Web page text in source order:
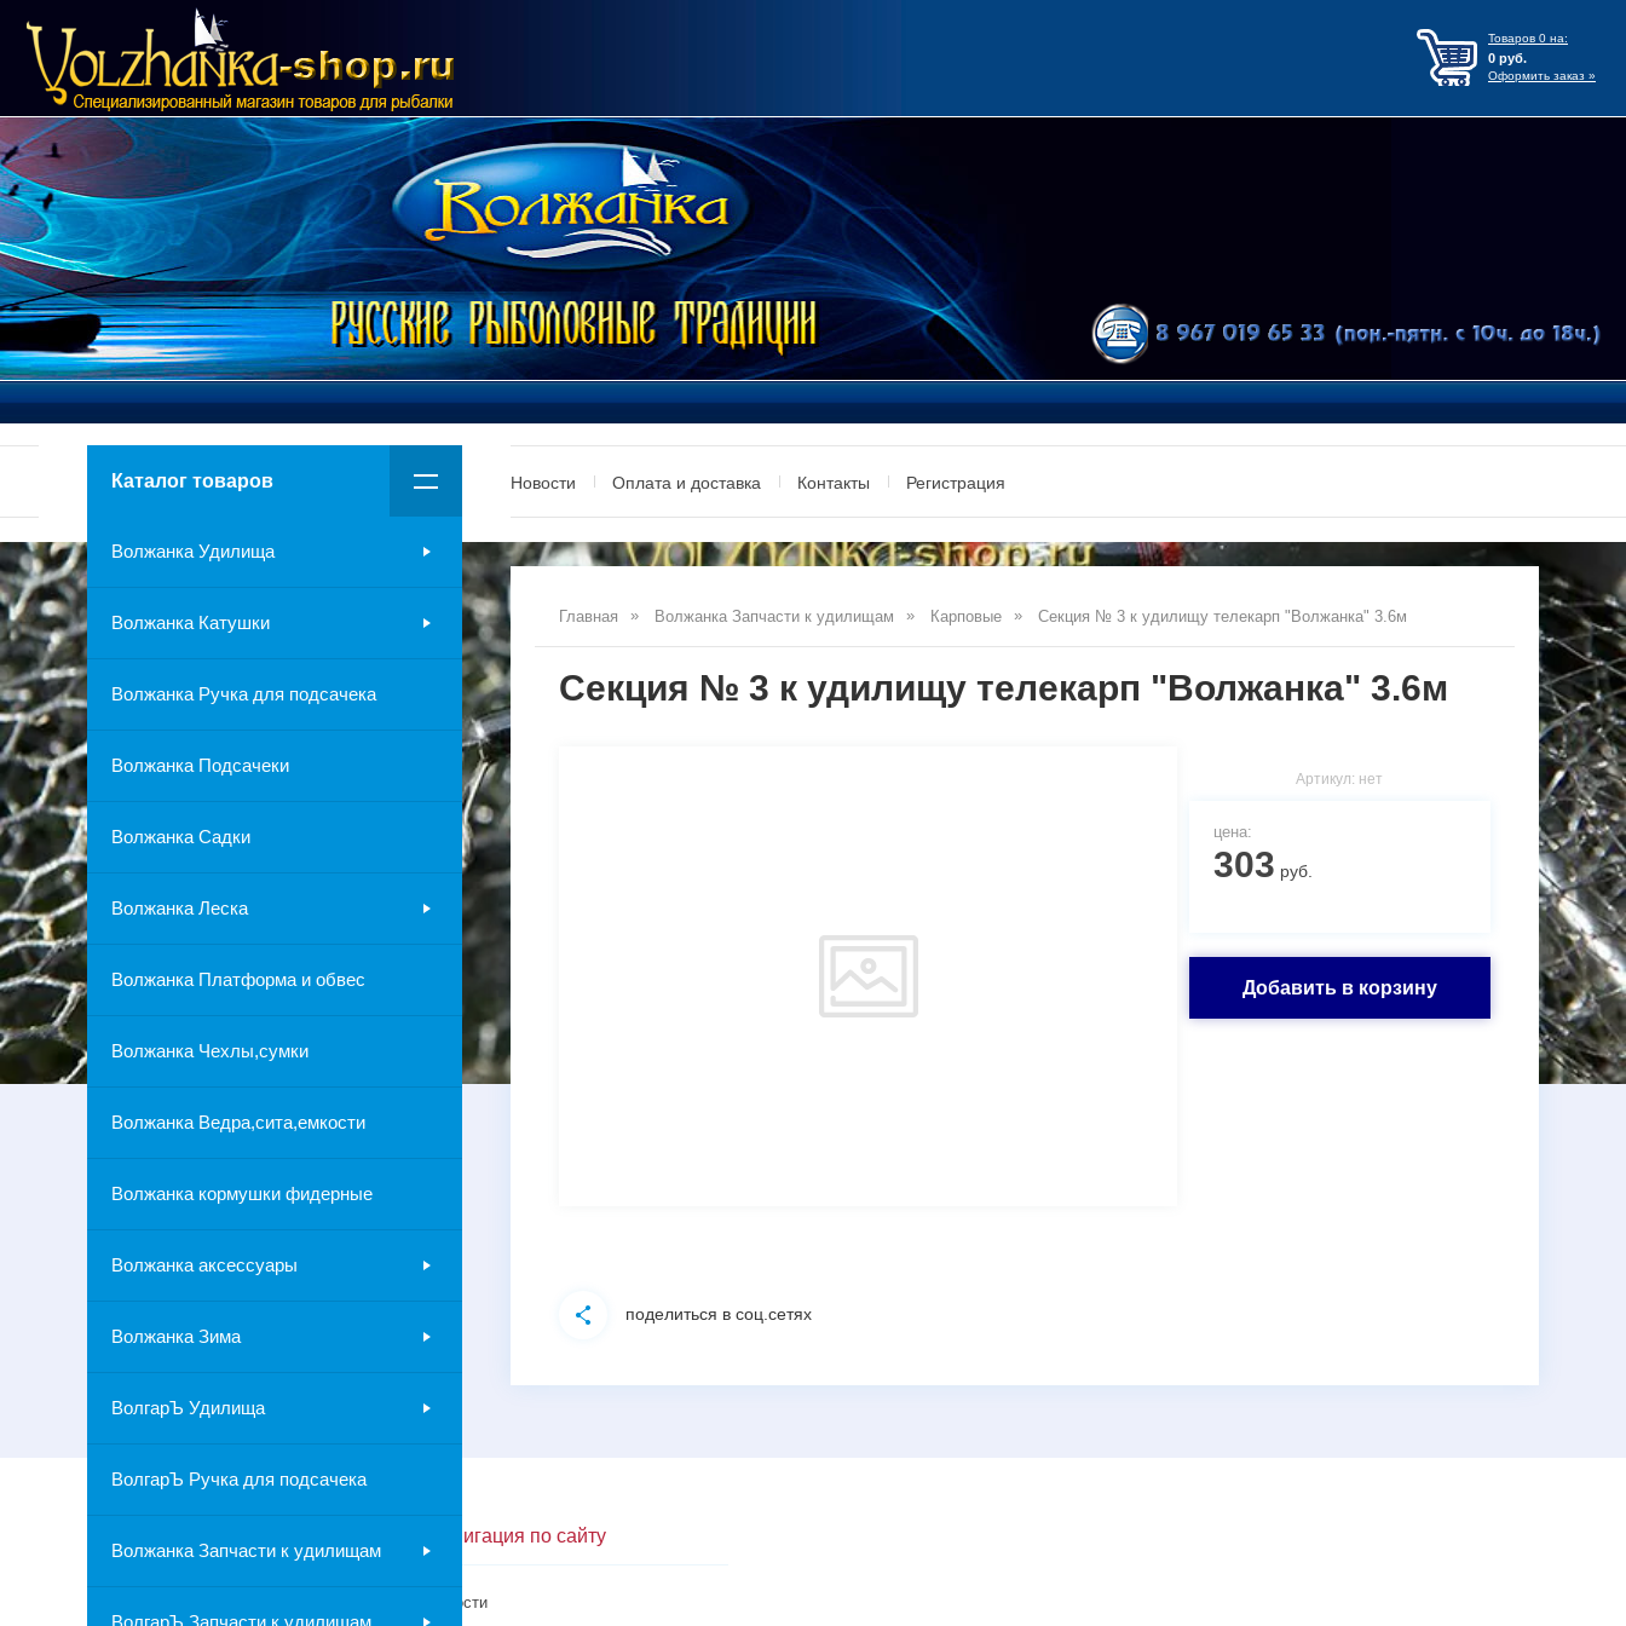
Товаров 0 на:
0 руб.
Оформить заказ »
Каталог товаров
Волжанка Удилища
Волжанка Катушки
Волжанка Ручка для подсачека
Волжанка Подсачеки
Волжанка Садки
Волжанка Леска
Волжанка Платформа и обвес
Волжанка Чехлы,сумки
Волжанка Ведра,сита,емкости
Волжанка кормушки фидерные
Волжанка аксессуары
Волжанка Зима
ВолгарЪ Удилища
ВолгарЪ Ручка для подсачека
Волжанка Запчасти к удилищам
ВолгарЪ Запчасти к удилищам
Новости Оплата и доставка Контакты Регистрация
Главная Волжанка Запчасти к удилищам Карповые Секция № 3 к удилищу телекарп "Волжанка" 3.6м
Секция № 3 к удилищу телекарп "Волжанка" 3.6м
Артикул: нет
цена:
303 руб.
Добавить в корзину
поделиться в соц.сетях
Навигация по сайту
Новости